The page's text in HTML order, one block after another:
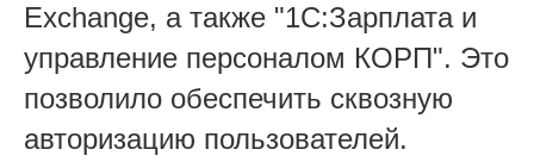
Exchange, а также "1С:Зарплата и
управление персоналом КОРП". Это
позволило обеспечить сквозную
авторизацию пользователей.